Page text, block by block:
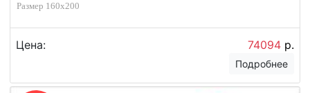
Размер 160х200
Цена: 74094 р.
Подробнее